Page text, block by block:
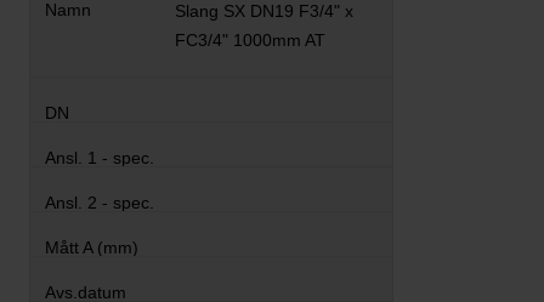
Slang SX DN19 F3/4" x
FC3/4" 1000mm AT